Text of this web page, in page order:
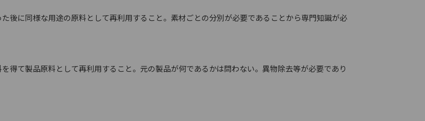
後に同様な用途の原料として再利用すること。素材ごとの分別が必要であることから専門知識が必
得て製品原料として再利用すること。元の製品が何であるかは問わない。異物除去等が必要であり